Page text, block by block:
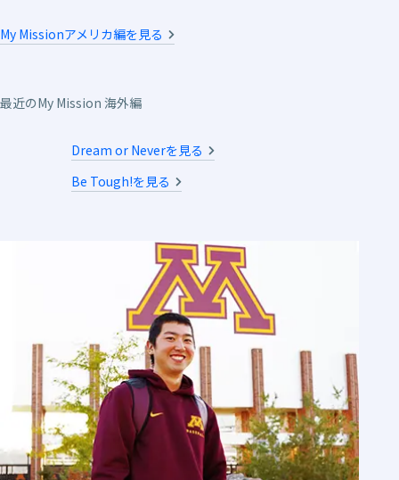
My Missionアメリカ編を見る
最近のMy Mission 海外編
Dream or Neverを見る
Be Tough!を見る